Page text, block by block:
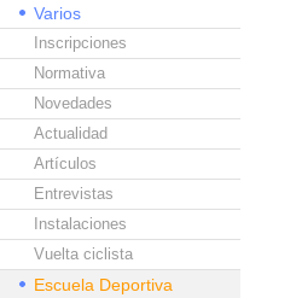
Varios
Inscripciones
Normativa
Novedades
Actualidad
Artículos
Entrevistas
Instalaciones
Vuelta ciclista
Escuela Deportiva